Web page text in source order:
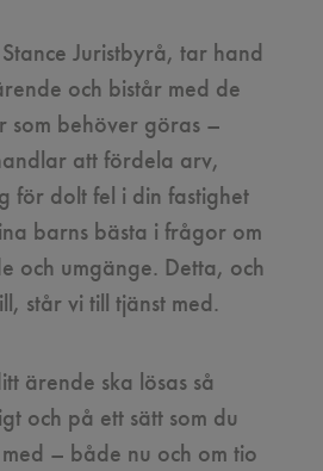
Juristbyrå, tar hand
och bistår med de
som behöver göras –
att fördela arv,
för dolt fel i din fastighet
barns bästa i frågor om
och umgänge. Detta, och
står vi till tjänst med.
ärende ska lösas så
och på ett sätt som du
– både nu och om tio